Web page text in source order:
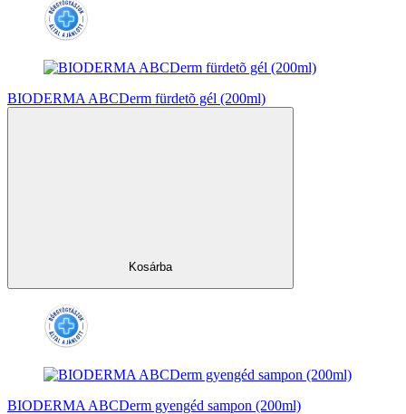
BIODERMA ABCDerm fürdetõ gél (200ml)
Kosárba
BIODERMA ABCDerm gyengéd sampon (200ml)